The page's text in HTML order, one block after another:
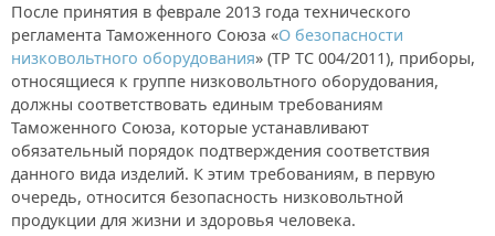
После принятия в феврале 2013 года технического
регламента Таможенного Союза «О безопасности
низковольтного оборудования» (ТР ТС 004/2011), приборы,
относящиеся к группе низковольтного оборудования,
должны соответствовать единым требованиям
Таможенного Союза, которые устанавливают
обязательный порядок подтверждения соответствия
данного вида изделий. К этим требованиям, в первую
очередь, относится безопасность низковольтной
продукции для жизни и здоровья человека.